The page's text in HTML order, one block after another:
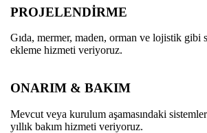
PROJELENDİRME
Gıda, mermer, maden, orman ve lojistik gibi
ekleme hizmeti veriyoruz.
ONARIM & BAKIM
Mevcut veya kurulum aşamasındaki
yıllık bakım hizmeti veriyoruz.